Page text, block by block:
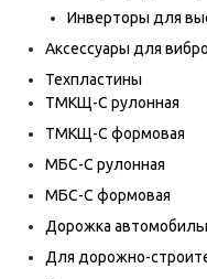
Инверторы для
Аксессуары для
Техпластины
ТМКЩ-С рулонная
ТМКЩ-С формовая
МБС-С рулонная
МБС-С формовая
Дорожка
Для дорожно-